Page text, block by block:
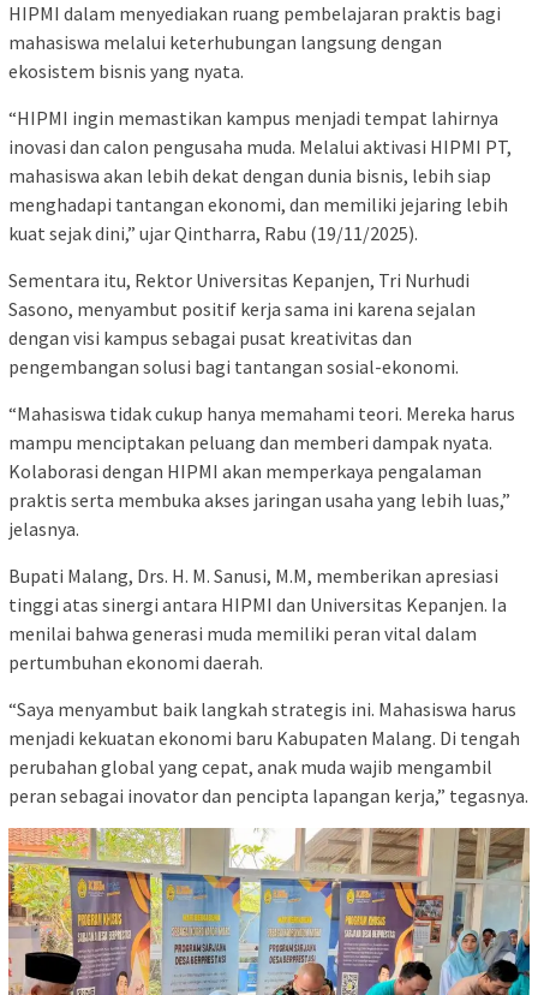
HIPMI dalam menyediakan ruang pembelajaran praktis bagi
mahasiswa melalui keterhubungan langsung dengan
ekosistem bisnis yang nyata.
“HIPMI ingin memastikan kampus menjadi tempat lahirnya
inovasi dan calon pengusaha muda. Melalui aktivasi HIPMI PT,
mahasiswa akan lebih dekat dengan dunia bisnis, lebih siap
menghadapi tantangan ekonomi, dan memiliki jejaring lebih
kuat sejak dini,” ujar Qintharra, Rabu (19/11/2025).
Sementara itu, Rektor Universitas Kepanjen, Tri Nurhudi
Sasono, menyambut positif kerja sama ini karena sejalan
dengan visi kampus sebagai pusat kreativitas dan
pengembangan solusi bagi tantangan sosial-ekonomi.
“Mahasiswa tidak cukup hanya memahami teori. Mereka harus
mampu menciptakan peluang dan memberi dampak nyata.
Kolaborasi dengan HIPMI akan memperkaya pengalaman
praktis serta membuka akses jaringan usaha yang lebih luas,”
jelasnya.
Bupati Malang, Drs. H. M. Sanusi, M.M, memberikan apresiasi
tinggi atas sinergi antara HIPMI dan Universitas Kepanjen. Ia
menilai bahwa generasi muda memiliki peran vital dalam
pertumbuhan ekonomi daerah.
“Saya menyambut baik langkah strategis ini. Mahasiswa harus
menjadi kekuatan ekonomi baru Kabupaten Malang. Di tengah
perubahan global yang cepat, anak muda wajib mengambil
peran sebagai inovator dan pencipta lapangan kerja,” tegasnya.